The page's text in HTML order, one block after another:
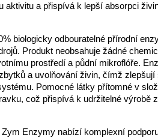
aktivitu a přispívá k lepší absorpci
biologicky odbouratelné přírodní
Produkt neobsahuje žádné
prostředí a půdní mikroflóře.
a uvolňování živin, čímž
Pomocné látky přítomné v
což přispívá k udržitelné výrobě
Zym Enzymy nabízí komplexní